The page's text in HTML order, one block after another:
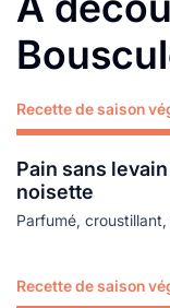
Recette de saison
Pain sans
noisette
Parfumé,
Lire plus
Recette de saison
Lire plus